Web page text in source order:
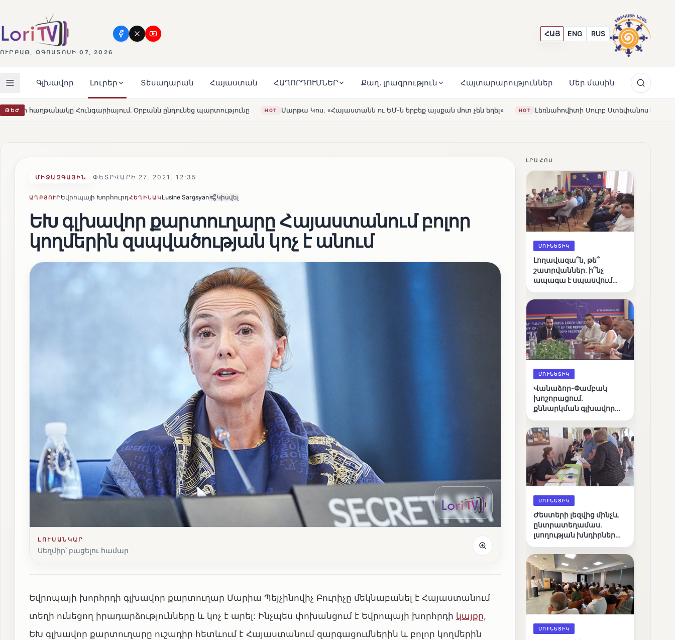
ՈՒՐԲԱԹ, ՕԳՈՍՏՈՍԻ 07, 2026
ՀԱՅ ENG RUS
Գլխավոր Լուրեր Տեսադարան Հայաստան ՀԱՂՈՐԴՈՒՄՆԵՐ Քաղ. լրագրություն Հայտարարություններ Մեր մասին
ԹԵԺ Օրբանն ընդունեց պարտությունը HOT Մարթա Կոս. «Հայաստանն ու ԵՄ-ն երբեք այսքան մոտ չեն եղել» HOT Լեռնահովիտի Սուրբ Ստեփանոս եկեղեցին վերակառուցվել է
ՄԻՋԱԶԳԱՅԻՆ ՓԵՏՐՎԱՐԻ 27, 2021, 12:35
ԱՂԲՅՈՒՐ Եվրոպայի ԽորհուրդՀԵՂԻՆԱԿ Lusine Sargsyan Կիսվել
ԵԽ գլխավոր քարտուղարը Հայաստանում բոլոր
կողմերին զսպվածության կոչ է անում
ԼՈՒՍԱՆԿԱՐ
Սեղմիր՝ բացելու համար
Եվրոպայի խորհրդի գլխավոր քարտուղար Մարիա Պեյչինովիչ Բուրիչը մեկնաբանել է Հայաստանում
տեղի ունեցող իրադարձությունները և կոչ է արել: Ինչպես փոխանցում է Եվրոպայի խորհրդի կայքը,
ԵԽ գլխավոր քարտուղարը ուշադիր հետևում է Հայաստանում զարգացումներին և բոլոր կողմերին
ԼՐԱՀՈՍ
ՄՈՒՆԵՏԻԿ
Լողավազա՞ն, թե՞
շատրվաններ. ի՞նչ
ապագա է սպասվում
լճին
ՄՈՒՆԵՏԻԿ
Վանաձոր-Փամբակ
խոշորացում.
քննարկման գլխավոր
կառավարո՞ւմ, թե՞
քաղաքական նպատակ
ՄՈՒՆԵՏԻԿ
Ժեստերի լեզվից մինչև
ընտրատեղամաս.
լսողության խնդիրներ
ճանապարհը
ՄՈՒՆԵՏԻԿ